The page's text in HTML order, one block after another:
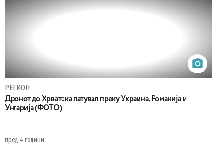
РЕГИОН
Дронот до Хрватска патувал преку Украина, Романија и
Унгарија (ФОТО)
пред 4 години